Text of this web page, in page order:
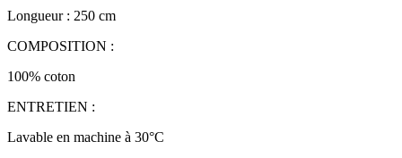
Longueur : 250 cm
COMPOSITION :
100% coton
ENTRETIEN :
Lavable en machine à 30°C